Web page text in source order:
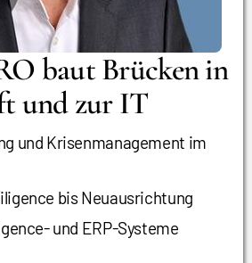
baut Brücken in
und zur IT
und Krisenmanagement im
bis Neuausrichtung
und ERP-Systeme